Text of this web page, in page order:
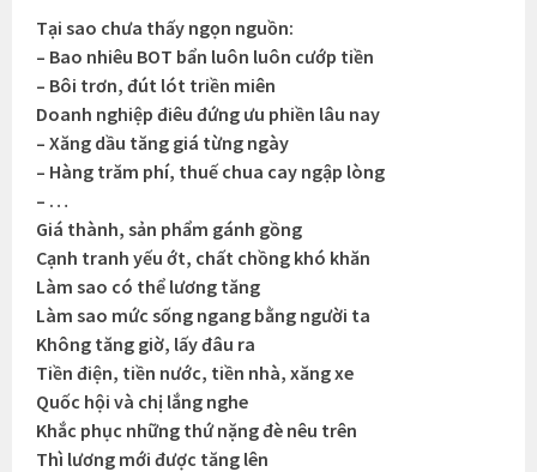
Tại sao chưa thấy ngọn nguồn:
– Bao nhiêu BOT bẩn luôn luôn cướp tiền
– Bôi trơn, đút lót triền miên
Doanh nghiệp điêu đứng ưu phiền lâu nay
– Xăng dầu tăng giá từng ngày
– Hàng trăm phí, thuế chua cay ngập lòng
– …
Giá thành, sản phẩm gánh gồng
Cạnh tranh yếu ớt, chất chồng khó khăn
Làm sao có thể lương tăng
Làm sao mức sống ngang bằng người ta
Không tăng giờ, lấy đâu ra
Tiền điện, tiền nước, tiền nhà, xăng xe
Quốc hội và chị lắng nghe
Khắc phục những thứ nặng đè nêu trên
Thì lương mới được tăng lên